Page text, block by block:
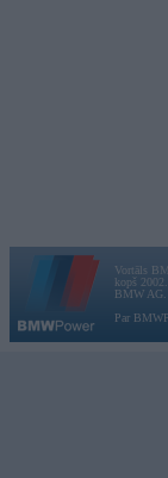
Vortāls
kopš
BMW AG.
Par